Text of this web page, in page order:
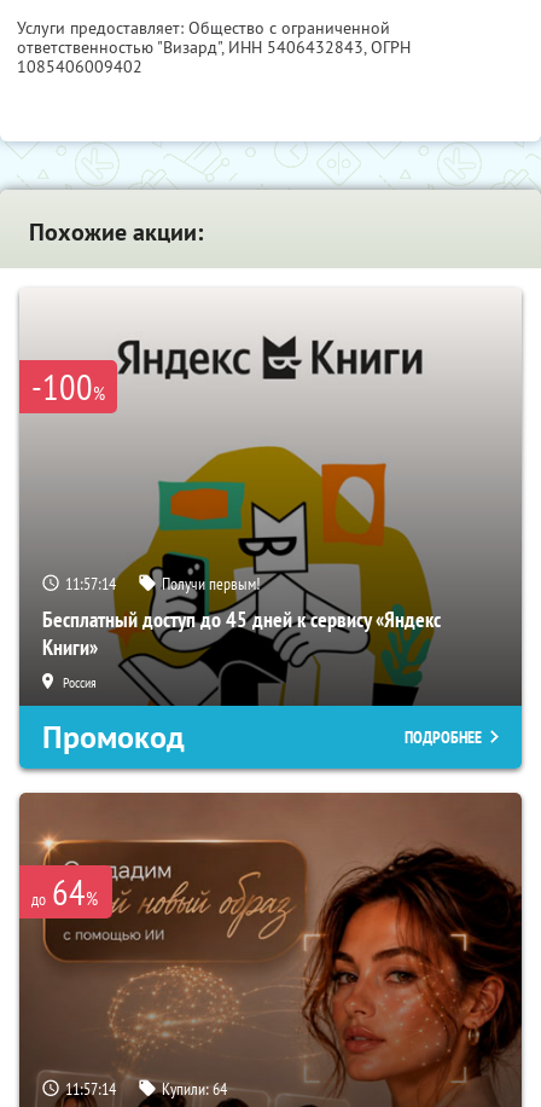
Услуги предоставляет: Общество с ограниченной
ответственностью "Визард", ИНН 5406432843, ОГРН
1085406009402
Похожие акции:
-100%
11:57:13 Получи первым!
Бесплатный доступ до 45 дней к сервису «Яндекс
Книги»
Россия
Промокод ПОДРОБНЕЕ
до 64%
11:57:13 Купили:64